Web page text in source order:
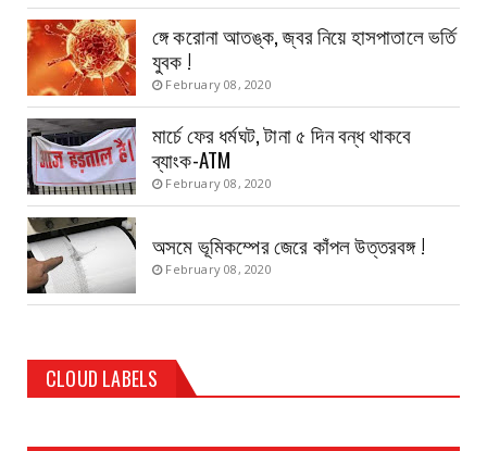
ঙ্গে করোনা আতঙ্ক, জ্বর নিয়ে হাসপাতালে ভর্তি
যুবক !
February 08, 2020
মার্চে ফের ধর্মঘট, টানা ৫ দিন বন্ধ থাকবে
ব্যাংক-ATM
February 08, 2020
অসমে ভূমিকম্পের জেরে কাঁপল উত্তরবঙ্গ !
February 08, 2020
CLOUD LABELS